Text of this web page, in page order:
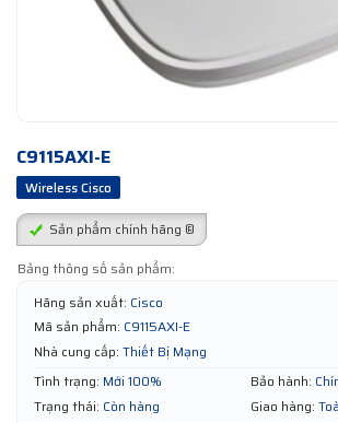
C9115AXI-E
Wireless Cisco
Sản phẩm chính hãng ®
Bảng thông số sản phẩm:
Hãng sản xuất: Cisco
Mã sản phẩm: C9115AXI-E
Nhà cung cấp: Thiết Bị Mạng
Tình trạng: Mới 100% Bảo hành:
Trạng thái: Còn hàng Giao hàng: